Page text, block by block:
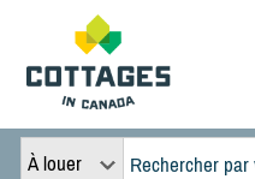
À louer